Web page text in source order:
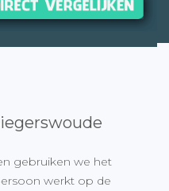
gebruiken we het
werkt op de